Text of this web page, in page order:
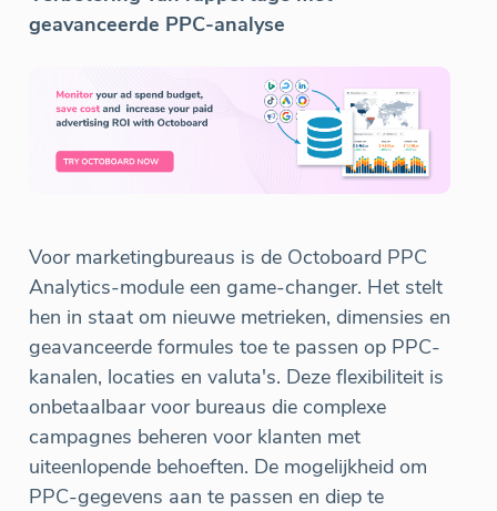
geavanceerde PPC-analyse
Voor marketingbureaus is de Octoboard PPC
Analytics-module een game-changer. Het stelt
hen in staat om nieuwe metrieken, dimensies en
geavanceerde formules toe te passen op PPC-
kanalen, locaties en valuta's. Deze flexibiliteit is
onbetaalbaar voor bureaus die complexe
campagnes beheren voor klanten met
uiteenlopende behoeften. De mogelijkheid om
PPC-gegevens aan te passen en diep te